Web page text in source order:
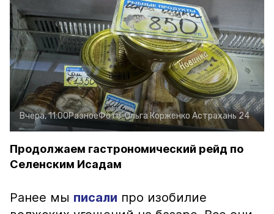
Вчера, 11:00РазноеФото:Ольга Корженко Астрахань 24
Продолжаем гастрономический рейд по
Селенским Исадам
Ранее мы писали про изобилие